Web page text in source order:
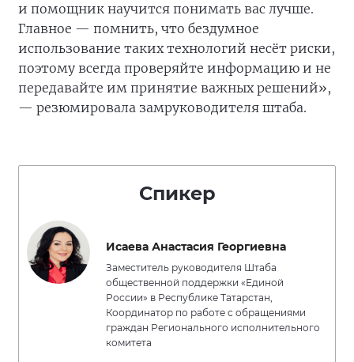
и помощник научится понимать вас лучше.
Главное — помнить, что бездумное
использование таких технологий несёт риски,
поэтому всегда проверяйте информацию и не
передавайте им принятие важных решений»,
— резюмировала замруководителя штаба.
Спикер
Исаева Анастасия Георгиевна
Заместитель руководителя Штаба
общественной поддержки «Единой
России» в Республике Татарстан,
Координатор по работе с обращениями
граждан Регионального исполнительного
комитета